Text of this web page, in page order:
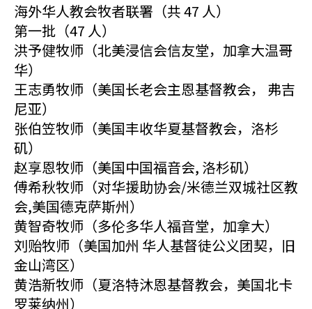
海外华人教会牧者联署（共 47 人）
第一批（47 人）
洪予健牧师（北美浸信会信友堂，加拿大温哥
华）
王志勇牧师（美国长老会主恩基督教会， 弗吉
尼亚）
张伯笠牧师（美国丰收华夏基督教会，洛杉
矶）
赵享恩牧师（美国中国福音会, 洛杉矶）
傅希秋牧师（对华援助协会/米德兰双城社区教
会,美国德克萨斯州）
黄智奇牧师（多伦多华人福音堂，加拿大）
刘贻牧师（美国加州 华人基督徒公义团契，旧
金山湾区）
黄浩新牧师（夏洛特沐恩基督教会，美国北卡
罗莱纳州）